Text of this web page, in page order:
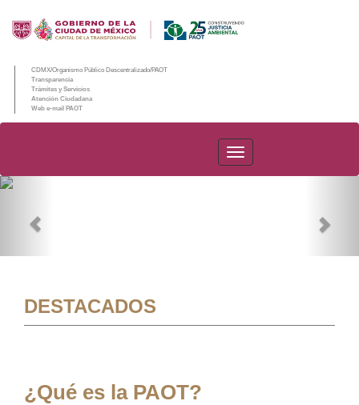
CDMX/Organismo Público Descentralizado/PAOT
Transparencia
Trámites y Servicios
Atención Ciudadana
Web e-mail PAOT
PAOT
DESTACADOS
¿Qué es la PAOT?